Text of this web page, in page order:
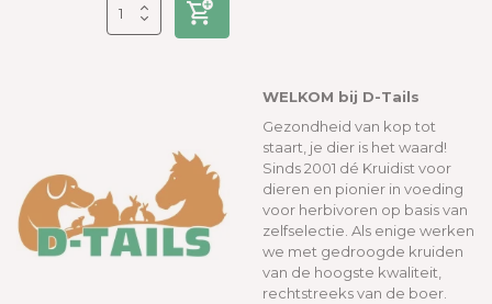
WELKOM bij D-Tails
Gezondheid van kop tot
staart, je dier is het waard!
Sinds 2001 dé Kruidist voor
dieren en pionier in voeding
voor herbivoren op basis van
zelfselectie. Als enige werken
we met gedroogde kruiden
van de hoogste kwaliteit,
rechtstreeks van de boer.